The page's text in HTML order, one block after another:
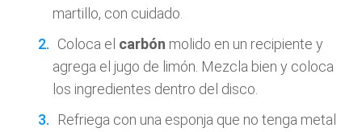
martillo, con cuidado.
Coloca el carbón molido en un recipiente y
agrega el jugo de limón. Mezcla bien y coloca
los ingredientes dentro del disco.
Refriega con una esponja que no tenga metal